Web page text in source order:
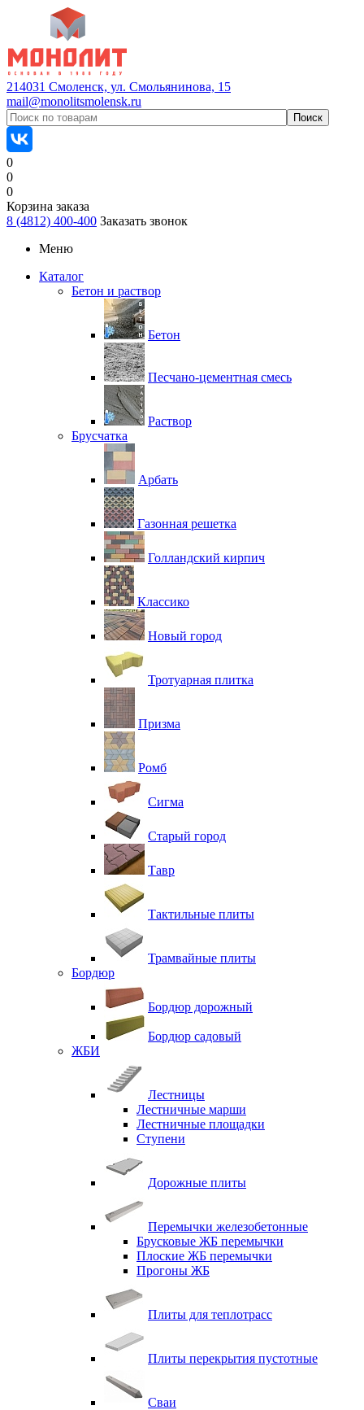
214031 Смоленск, ул. Смольянинова, 15
mail@monolitsmolensk.ru
0
0
0
Корзина заказа
8 (4812) 400-400 Заказать звонок
Меню
Каталог
Бетон и раствор
Бетон
Песчано-цементная смесь
Раствор
Брусчатка
Арбать
Газонная решетка
Голландский кирпич
Классико
Новый город
Тротуарная плитка
Призма
Ромб
Сигма
Старый город
Тавр
Тактильные плиты
Трамвайные плиты
Бордюр
Бордюр дорожный
Бордюр садовый
ЖБИ
Лестницы
Лестничные марши
Лестничные площадки
Ступени
Дорожные плиты
Перемычки железобетонные
Брусковые ЖБ перемычки
Плоские ЖБ перемычки
Прогоны ЖБ
Плиты для теплотрасс
Плиты перекрытия пустотные
Сваи